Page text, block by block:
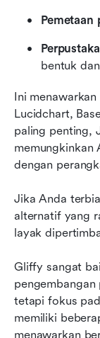
Pemetaan
bentuk
Ini
Lucidchart,
paling penting,
memungkinkan
dengan
Jika Anda
alternatif yang
layak
Gliffy sangat
tetapi fokus
memiliki
menawarkan